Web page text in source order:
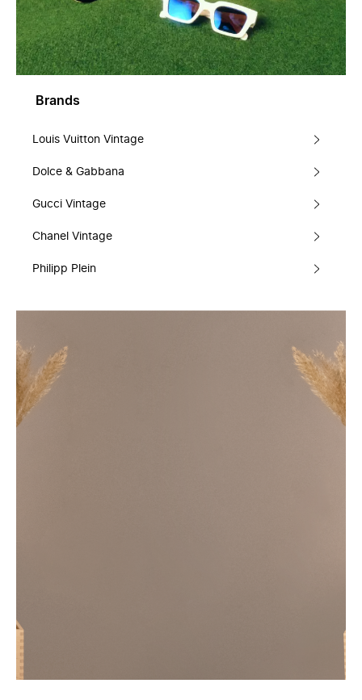
Brands
Louis Vuitton Vintage
Dolce & Gabbana
Gucci Vintage
Chanel Vintage
Philipp Plein